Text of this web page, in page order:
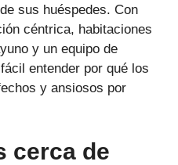
sus huéspedes. Con
céntrica, habitaciones
y un equipo de
entender por qué los
y ansiosos por
cerca de